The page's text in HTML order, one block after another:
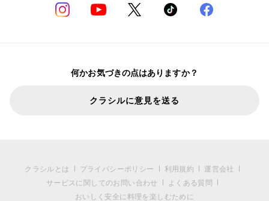
何かお気づきの点はありますか？
クラシルに意見を送る
クラシルとは プライバシーポリシー 利用規約
運営会社
サービスに関してのお問い合わせ
よくある質問
おいしく安全に料理を楽しむために